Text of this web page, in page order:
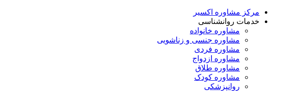
مرکز مشاوره اکسیر
خدمات روانشناسی
مشاوره خانواده
مشاوره جنسی و زناشویی
مشاوره فردی
مشاوره ازدواج
مشاوره طلاق
مشاوره کودک
روانپزشکی